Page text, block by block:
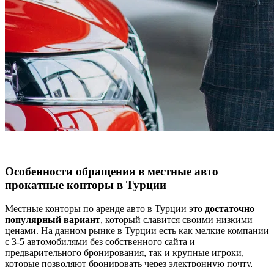
Особенности обращения в местные авто
прокатные конторы в Турции
Местные конторы по аренде авто в Турции это достаточно
популярный вариант, который славится своими низкими
ценами. На данном рынке в Турции есть как мелкие компании
с 3-5 автомобилями без собственного сайта и
предварительного бронирования, так и крупные игроки,
которые позволяют бронировать через электронную почту,